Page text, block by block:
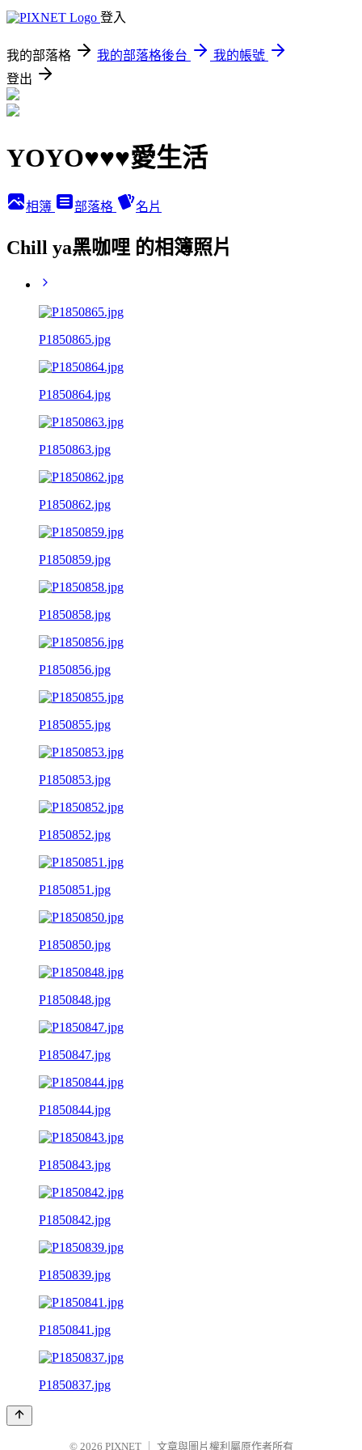
登入
我的部落格 我的部落格後台
我的帳號
登出
YOYO♥♥♥愛生活
相簿 部落格 名片
Chill ya黑咖哩 的相簿照片
P1850865.jpg
P1850864.jpg
P1850863.jpg
P1850862.jpg
P1850859.jpg
P1850858.jpg
P1850856.jpg
P1850855.jpg
P1850853.jpg
P1850852.jpg
P1850851.jpg
P1850850.jpg
P1850848.jpg
P1850847.jpg
P1850844.jpg
P1850843.jpg
P1850842.jpg
P1850839.jpg
P1850841.jpg
P1850837.jpg
© 2026 PIXNET 文章與圖片權利屬原作者所有